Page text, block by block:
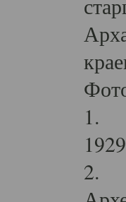
1.
2.